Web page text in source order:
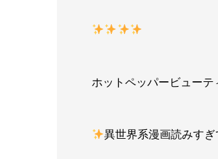
ホットペッパービューテ
異世界系漫画読みす